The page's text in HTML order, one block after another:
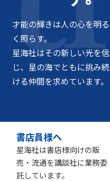
才能の輝きは人の心を明る
く照らす。
星海社はその新しい光を信
じ、星の海でともに挑み続
ける仲間を求めています。
書店員様へ
星海社は書店様向けの販
売・流通を講談社に業務委
託しています。